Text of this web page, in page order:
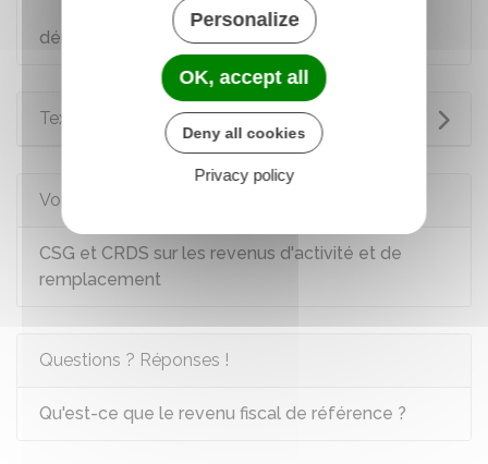
Assurance Retraite : mes droits, mes
démarches, ma retraite
Textes de référence
Voir aussi
CSG et CRDS sur les revenus d'activité et de
remplacement
Questions ? Réponses !
Qu'est-ce que le revenu fiscal de référence ?
Personalize
OK, accept all
Deny all cookies
Privacy policy